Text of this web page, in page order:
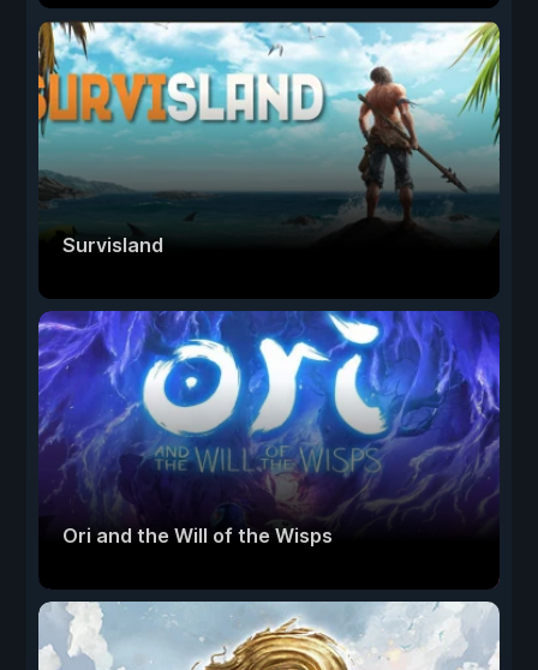
Survisland
Ori and the Will of the Wisps